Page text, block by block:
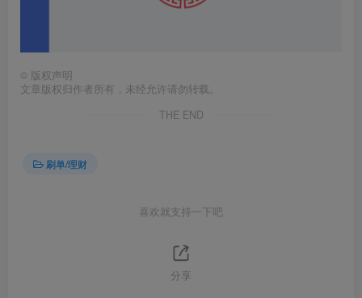
© 版权声明
文章版权归作者所有，未经允许请勿转载。
THE END
刷单/理财
喜欢就支持一下吧
分享